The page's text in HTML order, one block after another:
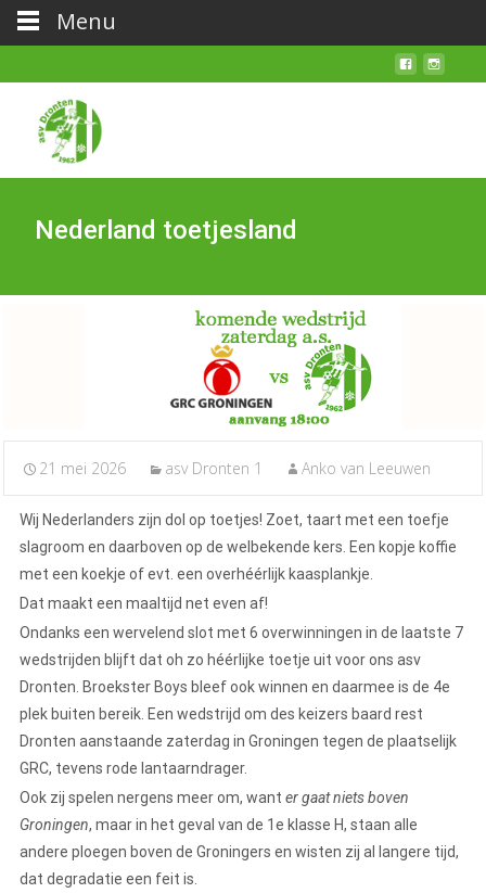
Nederland toetjesland
21 mei 2026 asv Dronten 1 Anko van Leeuwen
Wij Nederlanders zijn dol op toetjes! Zoet, taart met een toefje
slagroom en daarboven op de welbekende kers. Een kopje koffie
met een koekje of evt. een overhéérlijk kaasplankje.
Dat maakt een maaltijd net even af!
Ondanks een wervelend slot met 6 overwinningen in de laatste 7
wedstrijden blijft dat oh zo héérlijke toetje uit voor ons asv
Dronten. Broekster Boys bleef ook winnen en daarmee is de 4e
plek buiten bereik. Een wedstrijd om des keizers baard rest
Dronten aanstaande zaterdag in Groningen tegen de plaatselijk
GRC, tevens rode lantaarndrager.
Ook zij spelen nergens meer om, want er gaat niets boven
Groningen, maar in het geval van de 1e klasse H, staan alle
andere ploegen boven de Groningers en wisten zij al langere tijd,
dat degradatie een feit is.
Menu